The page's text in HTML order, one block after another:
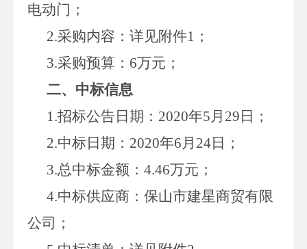
电动门；
2.采购内容：详见附件1；
3.采购预算：6万元；
二、中标信息
1.招标公告日期：2020年5月29日；
2.中标日期：2020年6月24日；
3.总中标金额：4.46万元；
4.中标供应商：保山市建星商贸有限
公司；